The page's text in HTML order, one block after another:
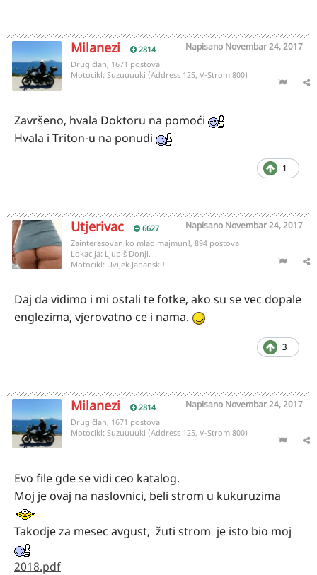
Milanezi 2814 Napisano Novembar 24, 2017
Drug član, 1671 postova
Motocikl: Suzuuuuki (Address 125, V-Strom 800)
Završeno, hvala Doktoru na pomoći
Hvala i Triton-u na ponudi
1
Utjerivac 6627 Napisano Novembar 24, 2017
Zainteresovan ko mlad majmun!, 894 postova
Lokacija: Ljubiš Donji.
Motocikl: Uvijek Japanski!
Daj da vidimo i mi ostali te fotke, ako su se vec dopale
englezima, vjerovatno ce i nama.
3
Milanezi 2814 Napisano Novembar 24, 2017
Drug član, 1671 postova
Motocikl: Suzuuuuki (Address 125, V-Strom 800)
Evo file gde se vidi ceo katalog.
Moj je ovaj na naslovnici, beli strom u kukuruzima
Takodje za mesec avgust, žuti strom je isto bio moj
2018.pdf